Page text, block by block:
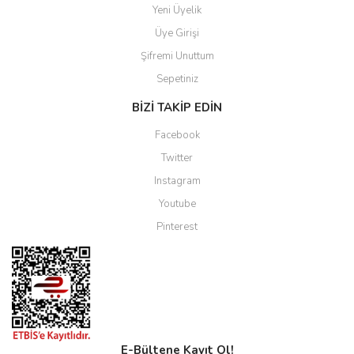
Yeni Üyelik
Üye Girişi
Şifremi Unuttum
Sepetiniz
BİZİ TAKİP EDİN
Facebook
Twitter
Instagram
Youtube
Pinterest
E-Bültene Kayıt Ol!